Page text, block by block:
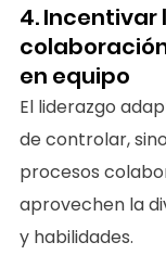
4. Incentivar
en equipo
El liderazgo
de controlar,
procesos
aprovechen la
y habilidades.